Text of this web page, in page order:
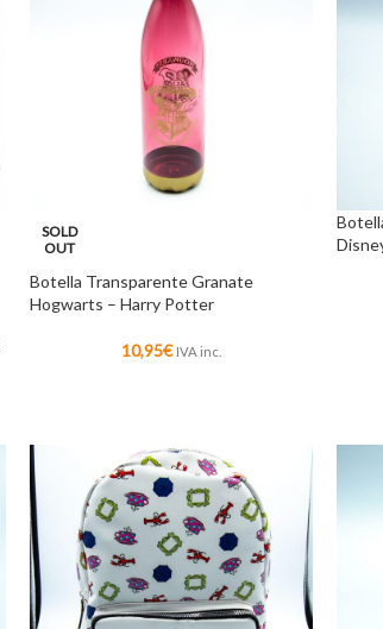
SOLD
OUT
Botella Transparente Granate
Hogwarts – Harry Potter
10,95€ IVA inc.